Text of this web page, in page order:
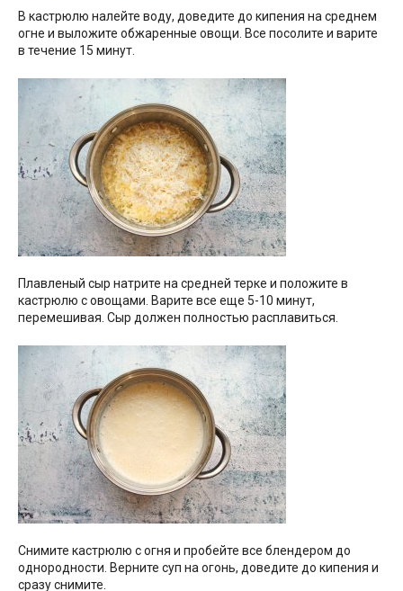
В кастрюлю налейте воду, доведите до кипения на среднем
огне и выложите обжаренные овощи. Все посолите и варите
в течение 15 минут.
Плавленый сыр натрите на средней терке и положите в
кастрюлю с овощами. Варите все еще 5-10 минут,
перемешивая. Сыр должен полностью расплавиться.
Снимите кастрюлю с огня и пробейте все блендером до
однородности. Верните суп на огонь, доведите до кипения и
сразу снимите.